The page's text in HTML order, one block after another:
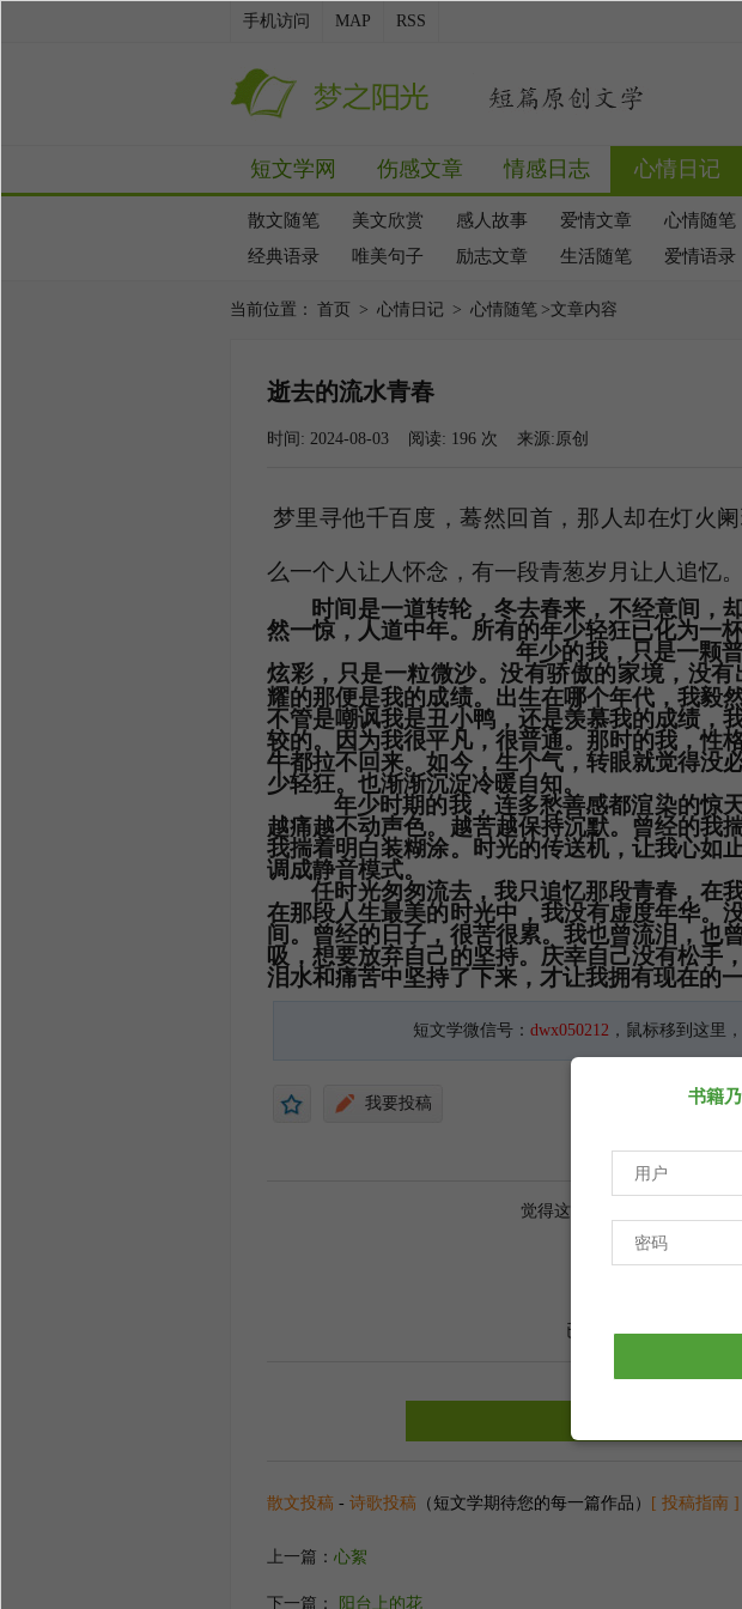
手机访问 MAP RSS
短文学网 伤感文章 情感日志 心情日记
散文随笔 美文欣赏 感人故事 爱情文章 心情随笔
经典语录
唯美句子 励志文章 生活随笔 爱情语录
当前位置： 首页 > 心情日记 > 心情随笔 >文章内容
逝去的流水青春
时间: 2024-08-03 阅读: 196 次 来源:原创
梦里寻他千百度，蓦然回首，那人却在灯火
么一个人让人怀念，有一段青葱岁月让人追忆。
时间是一道转轮，冬去春来，不经意间，
然一惊，人道中年。所有的年少轻狂已化为一
年少的我，只是一颗
炫彩，只是一粒微沙。没有骄傲的家境，没有
耀的那便是我的成绩。出生在哪个年代，我毅
不管是嘲讽我是丑小鸭，还是羡慕我的成绩，
较的。因为我很平凡，很普通。那时的我，性
牛都拉不回来。如今，生个气，转眼就觉得没
少轻狂。也渐渐沉淀冷暖自知。
年少时期的我，连多愁善感都渲染的惊
越痛越不动声色。越苦越保持沉默。曾经的我
我揣着明白装糊涂。时光的传送机，让我心如
调成静音模式。
任时光匆匆流去，我只追忆那段青春，在
在那段人生最美的时光中，我没有虚度年华。
间。曾经的日子，很苦很累。我也曾流泪，也
吸，想要放弃自己的坚持。庆幸自己没有松手
泪水和痛苦中坚持了下来 ， 才让我拥有现在的一
短文学微信号：dwx050212 ，鼠标移到这里
我要投稿
觉得这篇文章不错就点个赞
赞
已有 10人点赞
散文投稿 - 诗歌投稿 （短文学期待您的每一篇作品） [ 投稿指南 ]
上一篇： 心絮
下一篇： 阳台上的花
书籍